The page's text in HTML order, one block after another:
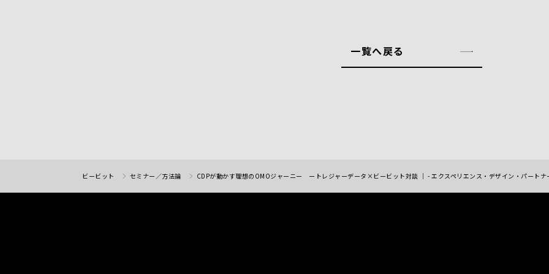
一覧へ戻る
ビービット セミナー／方法論 CDPが動かす理想のOMOジャーニー ートレジャーデータ×ビービット対談 ｜ - エクスペリエンス・デザイン・パートナ